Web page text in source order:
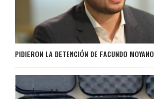
PIDIERON LA DETENCIÓN DE FACUNDO MOYANO